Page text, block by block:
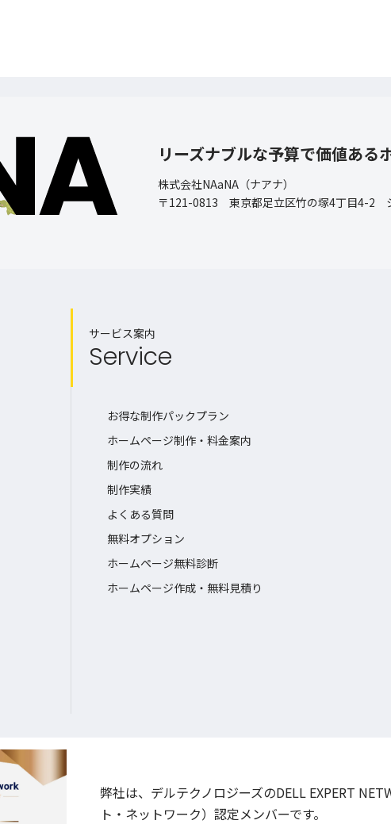
リーズナブルな予算で価値ある
株式会社NAaNA（ナアナ）
〒121-0813 東京都足立区竹の塚4丁目4-2
サービス案内
Service
お得な制作パックプラン
ホームページ制作・料金案内
制作の流れ
制作実績
よくある質問
無料オプション
ホームページ無料診断
ホームページ作成・無料見積り
弊社は、デルテクノロジーズのDELL EXPERT
ト・ネットワーク）認定メンバーです。